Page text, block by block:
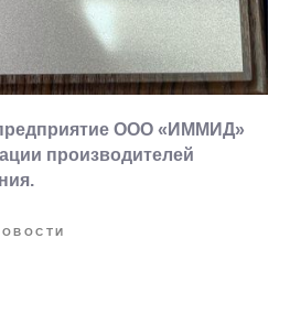
ООО «ИММИД»
производителей